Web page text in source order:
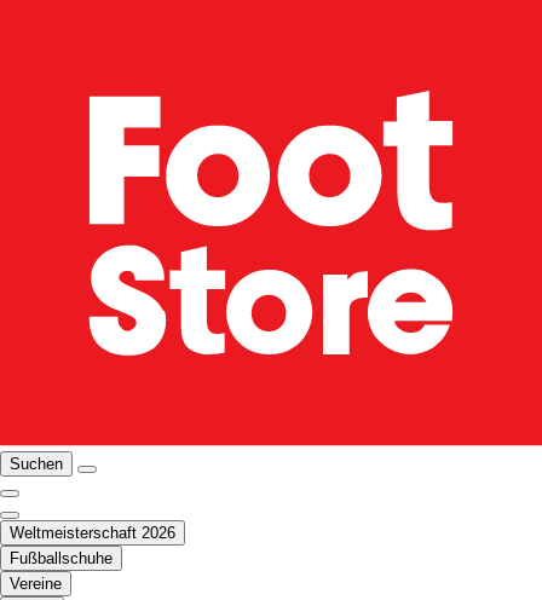
Suchen
Weltmeisterschaft 2026
Fußballschuhe
Vereine